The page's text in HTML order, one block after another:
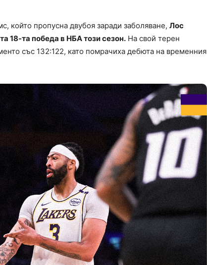
който пропусна двубоя заради заболяване, Лос
18-та победа в НБА този сезон. На свой терен
със 132:122, като помрачиха дебюта на временния